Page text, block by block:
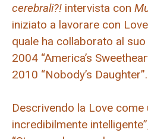
cerebrali?! intervista con
iniziato a lavorare con
quale ha collaborato al
2004 “America’s
2010 “Nobody’s Daughter”.
Descrivendo la Love come
incredibilmente